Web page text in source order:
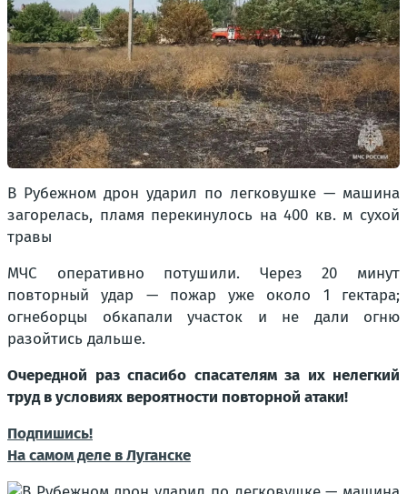
В Рубежном дрон ударил по легковушке — машина
загорелась, пламя перекинулось на 400 кв. м сухой
травы
МЧС оперативно потушили. Через 20 минут
повторный удар — пожар уже около 1 гектара;
огнеборцы обкапали участок и не дали огню
разойтись дальше.
Очередной раз спасибо спасателям за их нелегкий
труд в условиях вероятности повторной атаки!
Подпишись!
На самом деле в Луганске